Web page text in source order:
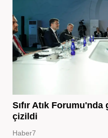
Sıfır Atık
çizildi
Haber7